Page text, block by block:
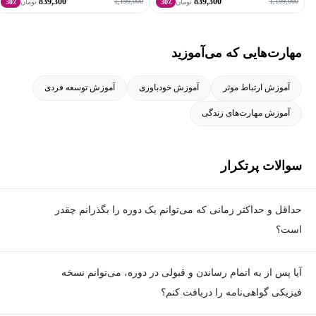
مهارت‌هایی که می‌آموزید
آموزش ارتباط موثر آموزش خودباوری آموزش توسعه فردی
آموزش مهارت‌های زندگی
سوالات پرتکرار
حداقل و حداکثر زمانی که می‌توانم یک دوره را بگذرانم چقدر
است؟
آیا پس از به اتمام رساندن و قبولی در دوره، می‌توانم نسخه
فیزیکی گواهی‌نامه را دریافت کنم؟